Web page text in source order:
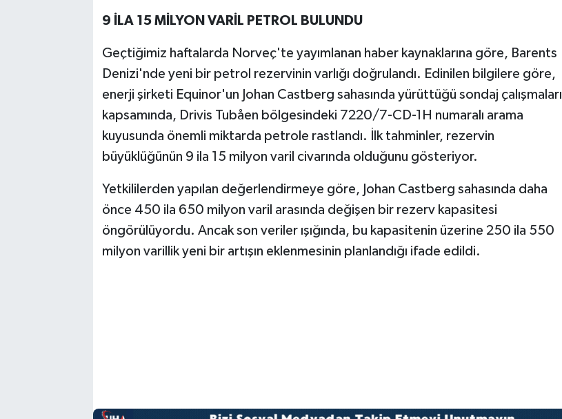
9 İLA 15 MİLYON VARİL PETROL BULUNDU
Geçtiğimiz haftalarda Norveç'te yayımlanan haber kaynaklarına göre, Barents
Denizi'nde yeni bir petrol rezervinin varlığı doğrulandı. Edinilen bilgilere göre,
enerji şirketi Equinor'un Johan Castberg sahasında yürüttüğü sondaj çalışmaları
kapsamında, Drivis Tubåen bölgesindeki 7220/7-CD-1H numaralı arama
kuyusunda önemli miktarda petrole rastlandı. İlk tahminler, rezervin
büyüklüğünün 9 ila 15 milyon varil civarında olduğunu gösteriyor.
Yetkililerden yapılan değerlendirmeye göre, Johan Castberg sahasında daha
önce 450 ila 650 milyon varil arasında değişen bir rezerv kapasitesi
öngörülüyordu. Ancak son veriler ışığında, bu kapasitenin üzerine 250 ila 550
milyon varillik yeni bir artışın eklenmesinin planlandığı ifade edildi.